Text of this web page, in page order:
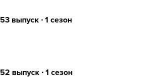
53 выпуск ∙ 1 сезон
52 выпуск ∙ 1 сезон